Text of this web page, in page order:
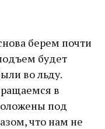
берем почти
будет
во льду.
в
под
что нам не